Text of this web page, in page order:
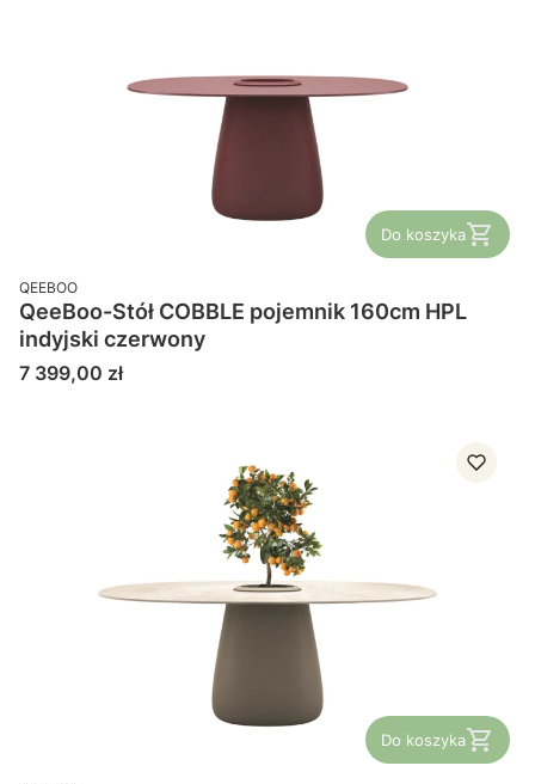
Do koszyka
PRODUCENT
QEEBOO
QeeBoo-Stół COBBLE pojemnik 160cm HPL
indyjski czerwony
Cena
7 399,00 zł
Do koszyka